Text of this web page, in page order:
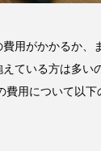
用がかかるか、
ている方は多い
費用について以下